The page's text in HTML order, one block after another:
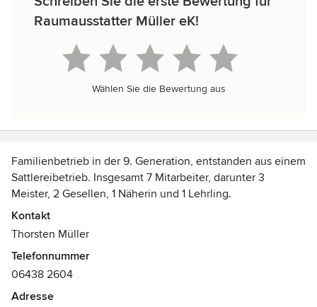
Raumausstatter Müller eK!
Wählen Sie die Bewertung aus
Familienbetrieb in der 9. Generation, entstanden aus einem
Sattlereibetrieb. Insgesamt 7 Mitarbeiter, darunter 3
Meister, 2 Gesellen, 1 Näherin und 1 Lehrling.
Auszeichnungen:
Meister im Raumausstatterhandwerk, Meister im
Parkettlegerhandwerk, Restauratorin im
Raumausstatterhandwerk
Kontakt
Thorsten Müller
Telefonnummer
06438 2604
Adresse